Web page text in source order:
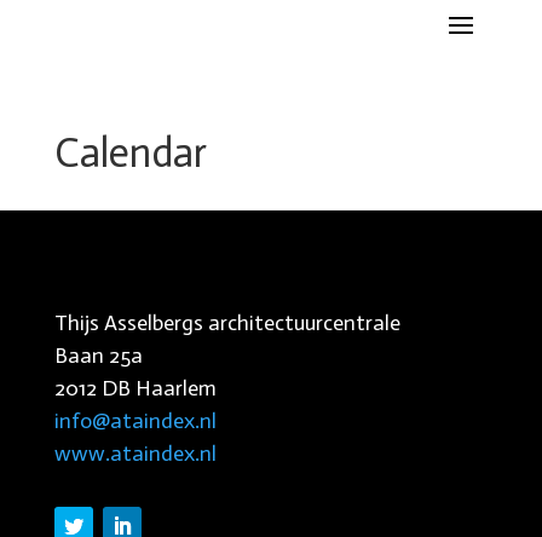
Calendar
Thijs Asselbergs architectuurcentrale
Baan 25a
2012 DB Haarlem
info@ataindex.nl
www.ataindex.nl